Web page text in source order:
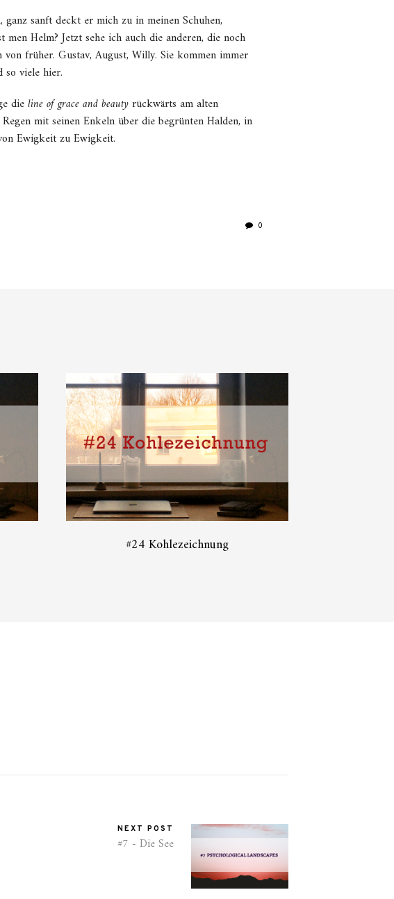
sanft deckt er mich zu in meinen Schuhen,
Helm? Jetzt sehe ich auch die anderen, die noch
früher. Gustav, August, Willy. Sie kommen immer
viele hier.
dieline of grace and beautyrückwärts am alten
mit seinen Enkeln über die begrünten Halden, in
Ewigkeit zu Ewigkeit.
0
#24 Kohlezeichnung
NEXT POST
#7 - Die See